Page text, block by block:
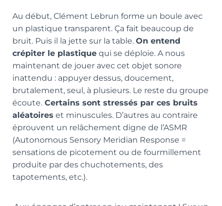
Au début, Clément Lebrun forme un boule avec
un plastique transparent. Ça fait beaucoup de
bruit. Puis il la jette sur la table. On entend
crépiter le plastique qui se déploie. A nous
maintenant de jouer avec cet objet sonore
inattendu : appuyer dessus, doucement,
brutalement, seul, à plusieurs. Le reste du groupe
écoute. Certains sont stressés par ces bruits
aléatoires et minuscules. D’autres au contraire
éprouvent un relâchement digne de l’ASMR
(Autonomous Sensory Meridian Response =
sensations de picotement ou de fourmillement
produite par des chuchotements, des
tapotements, etc.).